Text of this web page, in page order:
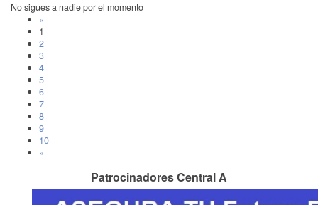
No sigues a nadie por el momento
«
1
2
3
4
5
6
7
8
9
10
»
Patrocinadores Central A